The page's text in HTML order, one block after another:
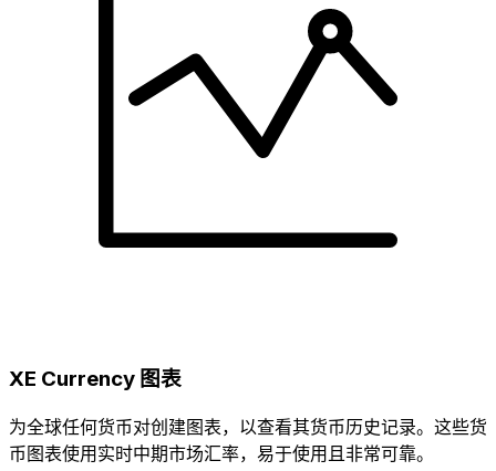
XE Currency 图表
为全球任何货币对创建图表，以查看其货币历史记录。这些货
币图表使用实时中期市场汇率，易于使用且非常可靠。